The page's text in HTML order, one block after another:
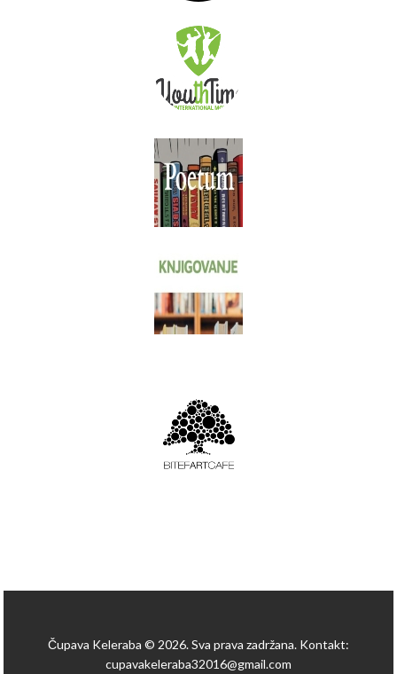
Čupava Keleraba © 2026. Sva prava zadržana. Kontakt:
cupavakeleraba32016@gmail.com